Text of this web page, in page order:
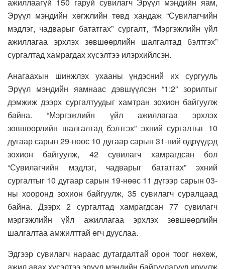
ажиллаагүй 150 гаруй сувилагч Эрүүл мэндийн яам,
Эрүүл мэндийн хөгжлийн төвд хандаж “Сувилагчийн
мэдлэг, чадварыг бататгах” сургалт, “Мэргэжлийн үйл
ажиллагаа эрхлэх зөвшөөрлийн шалгалтад бэлтгэх”
сургалтад хамрагдах хүсэлтээ илэрхийлсэн.
Анагаахын шинжлэх ухааны үндэсний их сургууль
Эрүүл мэндийн яамнаас дэвшүүлсэн “1:2” зорилтыг
дэмжиж дээрх сургалтуудыг хамтран зохион байгуулж
байна. “Мэргэжлийн үйл ажиллагаа эрхлэх
зөвшөөрлийн шалгалтад бэлтгэх” эхний сургалтыг 10
дугаар сарын 29-нөөс 10 дугаар сарын 31-ний өдрүүдэд
зохион байгуулж, 42 сувилагч хамрагдсан бол
“Сувилагчийн мэдлэг, чадварыг бататгах” эхний
сургалтыг 10 дугаар сарын 19-нөөс 11 дүгээр сарын 03-
ны хооронд зохион байгуулж, 35 сувилагч суралцаад
байна. Дээрх 2 сургалтад хамрагдсан 77 сувилагч
мэргэжлийн үйл ажиллагаа эрхлэх зөвшөөрлийн
шалгалтаа амжилттай өгч дууслаа.
Эдгээр сувилагч нараас дутагдалтай орон тоог нөхөж,